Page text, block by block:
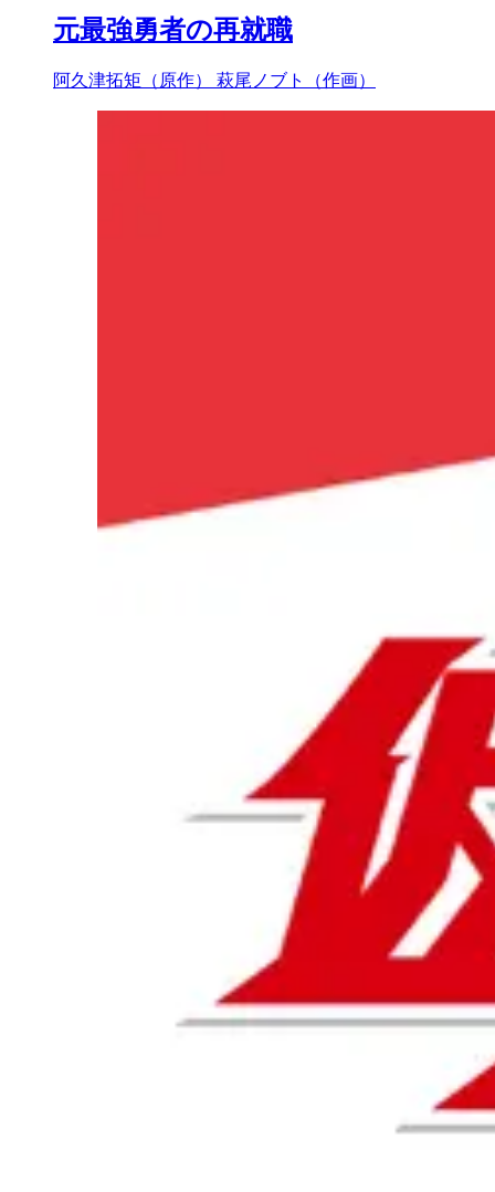
元最強勇者の再就職
阿久津拓矩（原作） 萩尾ノブト（作画）